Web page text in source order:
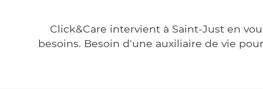
Click&Care intervient à Saint-Just en
besoins. Besoin d'une auxiliaire de vie